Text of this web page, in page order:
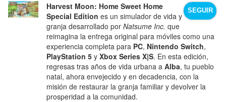
SEGUIR
Harvest Moon: Home Sweet Home
Special Edition es un simulador de vida y
granja desarrollado porNatsume Inc. que
reimagina la entrega original para móviles como una
experiencia completa para PC, Nintendo Switch,
PlayStation 5 yXbox Series X|S. En esta edición,
regresas tras años de vida urbana aAlba, tu pueblo
natal, ahora envejecido y en decadencia, con la
misión de restaurar la granja familiar y devolver la
prosperidad a la comunidad.